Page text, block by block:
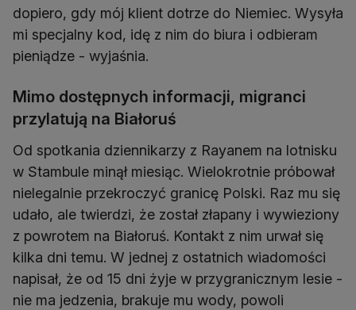
dopiero, gdy mój klient dotrze do Niemiec. Wysyła
mi specjalny kod, idę z nim do biura i odbieram
pieniądze - wyjaśnia.
Mimo dostępnych informacji, migranci
przylatują na Białoruś
Od spotkania dziennikarzy z Rayanem na lotnisku
w Stambule minął miesiąc. Wielokrotnie próbował
nielegalnie przekroczyć granicę Polski. Raz mu się
udało, ale twierdzi, że został złapany i wywieziony
z powrotem na Białoruś. Kontakt z nim urwał się
kilka dni temu. W jednej z ostatnich wiadomości
napisał, że od 15 dni żyje w przygranicznym lesie -
nie ma jedzenia, brakuje mu wody, powoli